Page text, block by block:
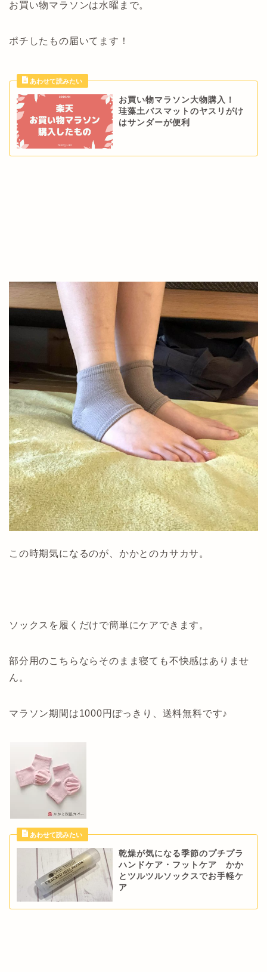
お買い物マラソンは水曜まで。
ポチしたもの届いてます！
お買い物マラソン大物購入！
珪藻土バスマットのヤスリがけ
はサンダーが便利
この時期気になるのが、かかとのカサカサ。
ソックスを履くだけで簡単にケアできます。
部分用のこちらならそのまま寝ても不快感はありませ
ん。
マラソン期間は1000円ぽっきり、送料無料です♪
乾燥が気になる季節のプチプラ
ハンドケア・フットケア かか
とツルツルソックスでお手軽ケ
ア